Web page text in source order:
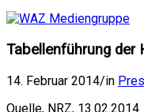
Tabellenführung der
14. Februar 2014/in
Quelle, NRZ, 13.02.2014